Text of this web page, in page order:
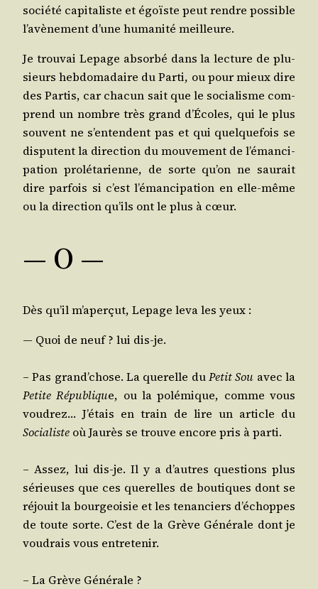
socié­té capi­ta­liste et égoïste peut rendre pos­sible
l’a­vè­ne­ment d’une huma­ni­té meilleure.
Je trou­vai Lepage absor­bé dans la lec­ture de plu­
sieurs heb­do­ma­daire du Par­ti, ou pour mieux dire
des Par­tis, car cha­cun sait que le socia­lisme com­
prend un nombre très grand d’É­coles, qui le plus
sou­vent ne s’en­tendent pas et qui quel­que­fois se
dis­putent la direc­tion du mou­ve­ment de l’é­man­ci­
pa­tion pro­lé­ta­rienne, de sorte qu’on ne sau­rait
dire par­fois si c’est l’é­man­ci­pa­tion en elle-même
ou la direc­tion qu’ils ont le plus à cœur.
― O ―
Dès qu’il m’a­per­çut, Lepage leva les yeux :
— Quoi de neuf ? lui dis-je.
– Pas grand’­chose. La que­relle duPetit Sou avec la
Petite Répu­bli­que, ou la polé­mique, comme vous
vou­drez… J’é­tais en train de lire un article du
Socia­liste où Jau­rès se trouve encore pris à parti.
– Assez, lui dis-je. Il y a d’autres ques­tions plus
sérieuses que ces que­relles de bou­tiques dont se
réjouit la bour­geoi­sie et les tenan­ciers d’é­choppes
de toute sorte. C’est de la Grève Géné­rale dont je
vou­drais vous entretenir.
– La Grève Générale ?